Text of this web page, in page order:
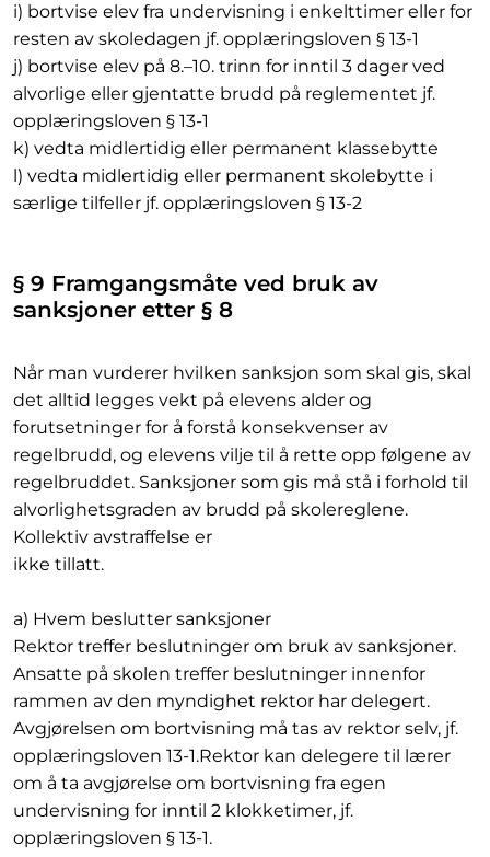
i) bortvise elev fra undervisning i enkelttimer eller for
resten av skoledagen jf. opplæringsloven § 13-1
j) bortvise elev på 8.–10. trinn for inntil 3 dager ved
alvorlige eller gjentatte brudd på reglementet jf.
opplæringsloven § 13-1
k) vedta midlertidig eller permanent klassebytte
l) vedta midlertidig eller permanent skolebytte i
særlige tilfeller jf. opplæringsloven § 13-2
§ 9 Framgangsmåte ved bruk av
sanksjoner etter § 8
Når man vurderer hvilken sanksjon som skal gis, skal
det alltid legges vekt på elevens alder og
forutsetninger for å forstå konsekvenser av
regelbrudd, og elevens vilje til å rette opp følgene av
regelbruddet. Sanksjoner som gis må stå i forhold til
alvorlighetsgraden av brudd på skolereglene.
Kollektiv avstraffelse er
ikke tillatt.
a) Hvem beslutter sanksjoner
Rektor treffer beslutninger om bruk av sanksjoner.
Ansatte på skolen treffer beslutninger innenfor
rammen av den myndighet rektor har delegert.
Avgjørelsen om bortvisning må tas av rektor selv, jf.
opplæringsloven 13-1.Rektor kan delegere til lærer
om å ta avgjørelse om bortvisning fra egen
undervisning for inntil 2 klokketimer, jf.
opplæringsloven § 13-1.